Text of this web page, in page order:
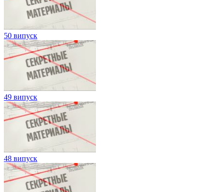
50 випуск
49 випуск
48 випуск